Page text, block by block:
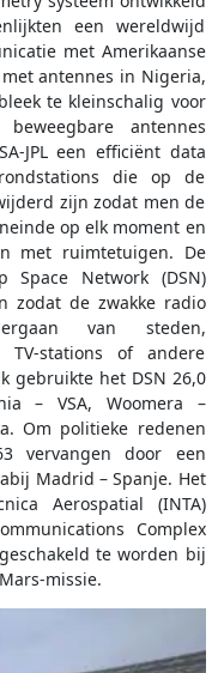
een wereldwijd
met Amerikaanse
antennes in Nigeria,
te kleinschalig voor
antennes
JPL een efficiënt data
die op de
zijn zodat men de
op elk moment en
met ruimtetuigen. De
Network (DSN)
zodat de zwakke radio
van steden,
TV-stations of andere
gebruikte het DSN 26,0
– VSA, Woomera –
Om politieke redenen
vervangen door een
Madrid – Spanje. Het
Aerospatial (INTA)
Complex
te worden bij
missie.